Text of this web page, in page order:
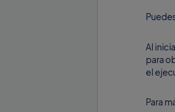
Al
para
el
Para